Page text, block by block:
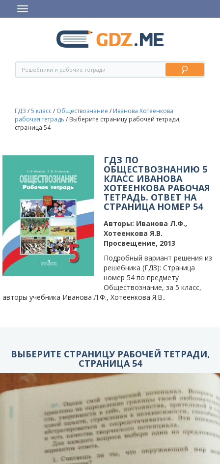
ГДЗ /5 класс/ Обществознание / Иванова Хотеенкова
рабочая тетрадь / Выберите страницу рабочей тетради,
страница 54
ГДЗ ПО
ОБЩЕСТВОЗНАНИЮ 5
КЛАСС ИВАНОВА
ХОТЕЕНКОВА РАБОЧАЯ
ТЕТРАДЬ. ОТВЕТ НА
СТРАНИЦА НОМЕР 54
Авторы: Иванова Л.Ф.,
Хотеенкова Я.В.
Просвещение, 2013
Подробный вариант решения из
решебника (ГДЗ): Страница
номер 54 по предмету
Обществознание, за 5 класс,
авторы учебника Иванова Л.Ф., Хотеенкова Я.В..
ВЫБЕРИТЕ СТРАНИЦУ РАБОЧЕЙ ТЕТРАДИ,
СТРАНИЦА 54